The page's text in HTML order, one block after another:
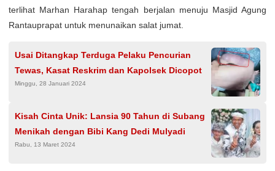
terlihat Marhan Harahap tengah berjalan menuju Masjid Agung
Rantauprapat untuk menunaikan salat jumat.
Usai Ditangkap Terduga Pelaku Pencurian
Tewas, Kasat Reskrim dan Kapolsek Dicopot
Minggu, 28 Januari 2024
Kisah Cinta Unik: Lansia 90 Tahun di Subang
Menikah dengan Bibi Kang Dedi Mulyadi
Rabu, 13 Maret 2024